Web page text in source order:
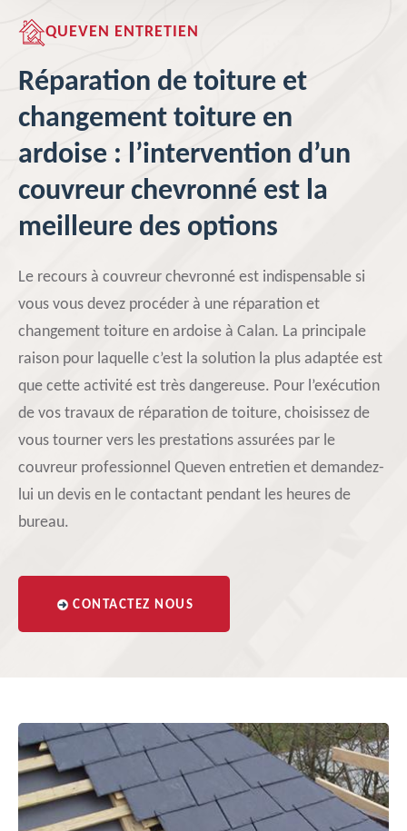
QUEVEN ENTRETIEN
Réparation de toiture et
changement toiture en
ardoise : l’intervention d’un
couvreur chevronné est la
meilleure des options
Le recours à couvreur chevronné est indispensable si
vous vous devez procéder à une réparation et
changement toiture en ardoise à Calan. La principale
raison pour laquelle c’est la solution la plus adaptée est
que cette activité est très dangereuse. Pour l’exécution
de vos travaux de réparation de toiture, choisissez de
vous tourner vers les prestations assurées par le
couvreur professionnel Queven entretien et demandez-
lui un devis en le contactant pendant les heures de
bureau.
CONTACTEZ NOUS